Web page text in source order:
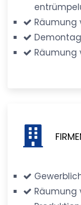
Räumung
Räumung
Räumung